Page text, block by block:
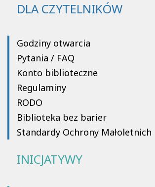
DLA CZYTELNIKÓW
Godziny otwarcia
Pytania / FAQ
Konto biblioteczne
Regulaminy
RODO
Biblioteka bez barier
Standardy Ochrony Małoletnich
INICJATYWY